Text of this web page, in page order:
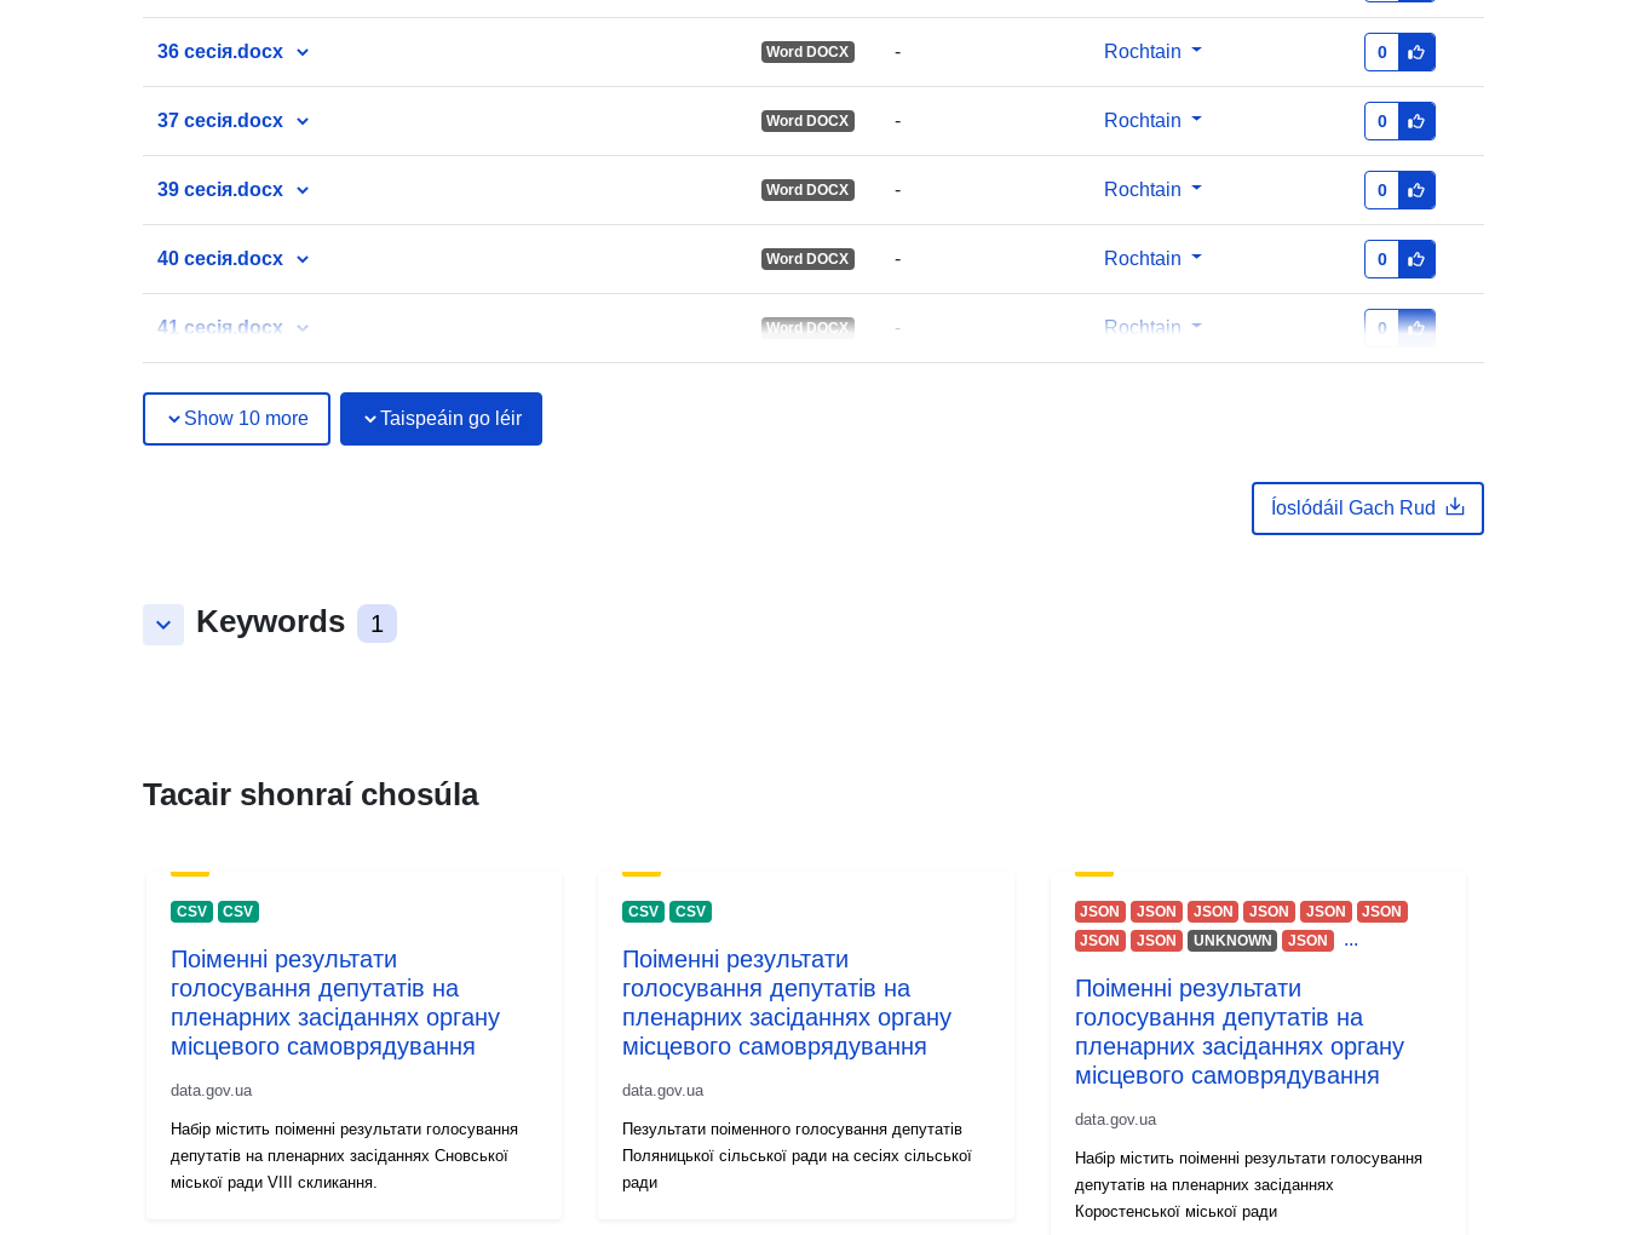
36 сесія.docx Word DOCX - Rochtain 0
37 сесія.docx Word DOCX - Rochtain 0
39 сесія.docx Word DOCX - Rochtain 0
40 сесія.docx Word DOCX - Rochtain 0
41 сесія.docx Word DOCX - Rochtain 0
Show 10 more Taispeáin go léir
Íoslódáil Gach Rud
keyboard_arrow_down Keywords 1
3ade8e95598d
Tacair shonraí chosúla
CSV CSV
Поіменні результати
голосування депутатів на
пленарних засіданнях органу
місцевого самоврядування
data.gov.ua
Набір містить поіменні результати голосування
депутатів на пленарних засіданнях Сновської
міської ради VIIІ скликання.
CSV CSV
Поіменні результати
голосування депутатів на
пленарних засіданнях органу
місцевого самоврядування
data.gov.ua
Пезультати поіменного голосування депутатів
Поляницької сільської ради на сесіях сільської
ради
JSON JSON JSON JSON JSON
JSON
JSON
JSON UNKNOWN JSON ...
Поіменні результати
голосування депутатів на
пленарних засіданнях органу
місцевого самоврядування
data.gov.ua
Набір містить поіменні результати голосування
депутатів на пленарних засіданнях
Коростенської міської ради